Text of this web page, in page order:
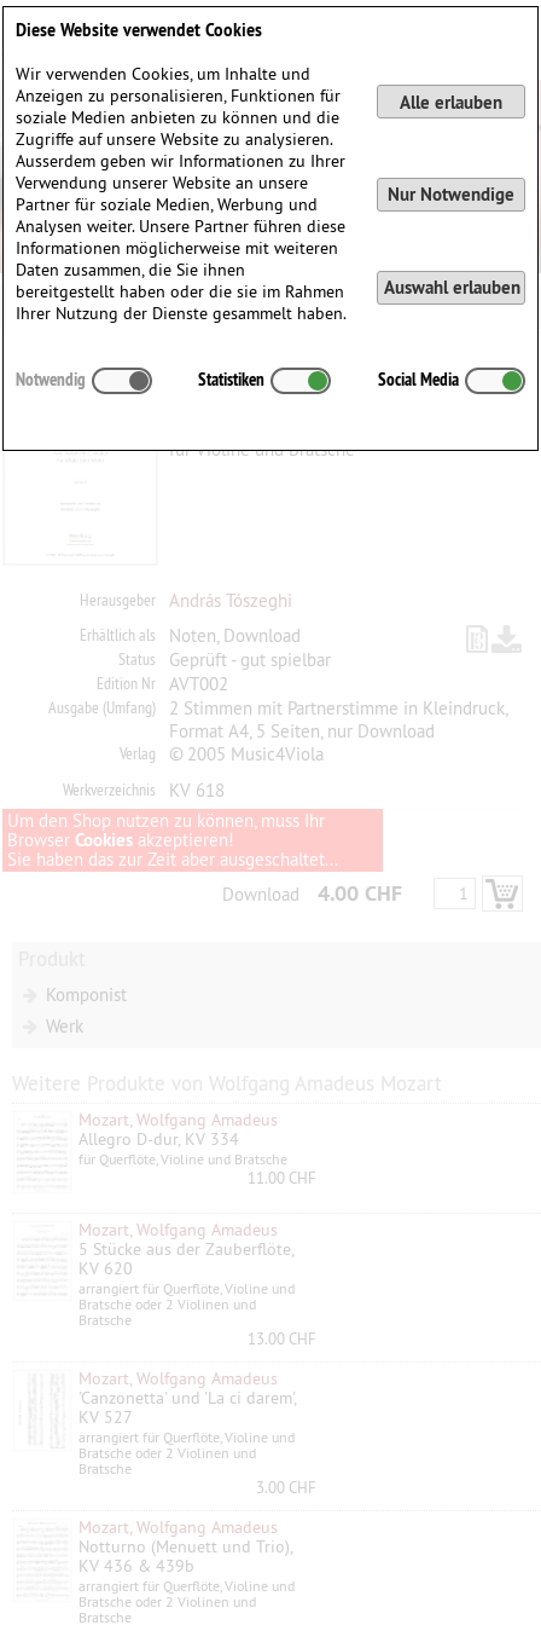
Ave Verum C-Dur, KV 618
für Violine und Bratsche
Herausgeber András Tószeghi
Erhältlich als Noten, Download
Status Geprüft - gut spielbar
Edition Nr AVT002
Ausgabe (Umfang)
2 Stimmen mit Partnerstimme in Kleindruck,
Format A4, 5 Seiten, nur Download
Verlag © 2005 Music4Viola
Werkverzeichnis
KV 618
Um den Shop nutzen zu können, muss Ihr
Browser Cookies akzeptieren!
Sie haben das zur Zeit aber ausgeschaltet...
Download
4.00 CHF
Komponist
Werk
Weitere Produkte von Wolfgang Amadeus Mozart
Mozart, Wolfgang Amadeus
Allegro D-dur, KV 334
für Querflöte, Violine und Bratsche
11.00 CHF
Mozart, Wolfgang Amadeus
5 Stücke aus der Zauberflöte,
KV 620
arrangiert für Querflöte, Violine und
Bratsche oder 2 Violinen und
Bratsche
13.00 CHF
Mozart, Wolfgang Amadeus
'Canzonetta' und 'La ci darem',
KV 527
arrangiert für Querflöte, Violine und
Bratsche oder 2 Violinen und
Bratsche
3.00 CHF
Mozart, Wolfgang Amadeus
Notturno (Menuett und Trio),
KV 436 & 439b
arrangiert für Querflöte, Violine und
Bratsche oder 2 Violinen und
Bratsche
Diese Website verwendet Cookies
Wir verwenden Cookies, um Inhalte und
Anzeigen zu personalisieren, Funktionen für
soziale Medien anbieten zu können und die
Zugriffe auf unsere Website zu analysieren.
Ausserdem geben wir Informationen zu Ihrer
Verwendung unserer Website an unsere
Partner für soziale Medien, Werbung und
Analysen weiter. Unsere Partner führen diese
Informationen möglicherweise mit weiteren
Daten zusammen, die Sie ihnen
bereitgestellt haben oder die sie im Rahmen
Ihrer Nutzung der Dienste gesammelt haben.
Alle erlauben
Nur Notwendige
Auswahl erlauben
Notwendig Statistiken Social Media